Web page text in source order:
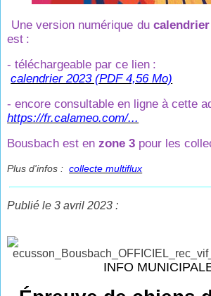
Une version numérique du
est :
- téléchargeable par ce lien :
calendrier 2023 (PDF 4,56 Mo)
- encore consultable en ligne à cette
https://fr.calameo.com/...
Bousbach est enzone 3 pour les
Plus d'infos :collecte multiflux
Publié le 3 avril 2023 :
INFO